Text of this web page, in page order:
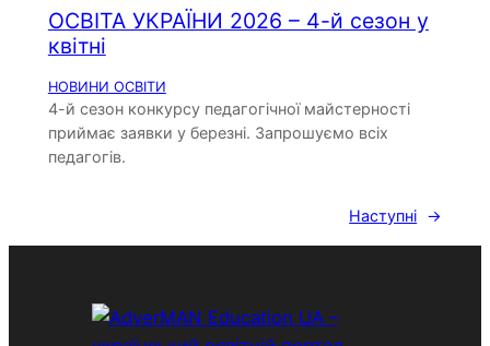
ОСВІТА УКРАЇНИ 2026 – 4-й сезон у
квітні
НОВИНИ ОСВІТИ
4-й сезон конкурсу педагогічної майстерності
приймає заявки у березні. Запрошуємо всіх
педагогів.
Наступні →